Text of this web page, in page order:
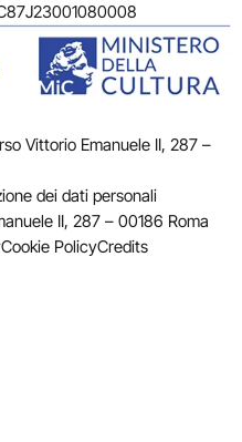
Vittorio Emanuele II, 287 –
dei dati personali
II, 287 – 00186 Roma
Cookie PolicyCredits